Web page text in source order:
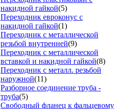
накидной гайкой(5)
Переходник евроконус с
накидной гайкой(1)
Переходник с металлической
резьбой внутренней(9)
Переходник с металлической
вставкой и накидной гайкой(8)
Переходник с металл. резьбой
наружной(11)
Разборное соединение труба -
труба(5)
Свободный фланец к фальцевому